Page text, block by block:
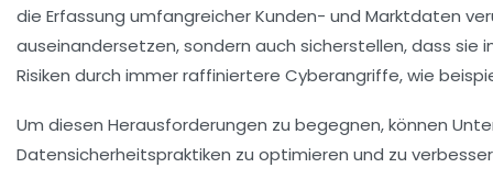
die Erfassung umfangreicher Kunden- und Marktdaten
auseinandersetzen, sondern auch sicherstellen, dass sie
Risiken durch immer raffiniertere Cyberangriffe, wie
Um diesen Herausforderungen zu begegnen, können
Datensicherheitspraktiken zu optimieren und zu